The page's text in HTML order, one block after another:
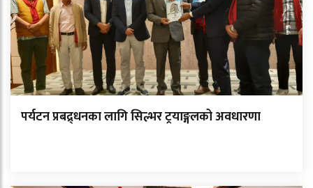
पर्यटन प्रबद्र्धनका लागि सिल्भर ट्रयाङ्गलको अवधारणा